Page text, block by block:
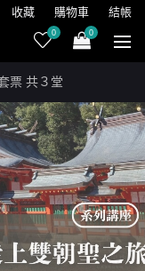
收藏 購物車 結帳
0 0
票 共３堂